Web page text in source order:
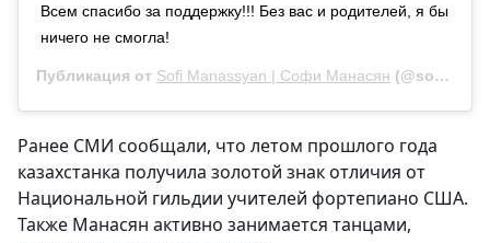
Всем спасибо за поддержку!!! Без вас и родителей, я бы
ничего не смогла!
Публикация от Sofi Manassyan | Софи Манасян (@sofimanassyan)
Ранее СМИ сообщали, что летом прошлого года
казахстанка получила золотой знак отличия от
Национальной гильдии учителей фортепиано США.
Также Манасян активно занимается танцами,